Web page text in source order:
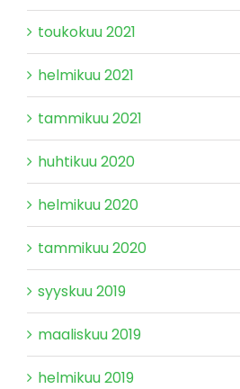
toukokuu 2021
helmikuu 2021
tammikuu 2021
huhtikuu 2020
helmikuu 2020
tammikuu 2020
syyskuu 2019
maaliskuu 2019
helmikuu 2019